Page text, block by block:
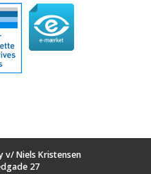
v/ Niels Kristensen
27